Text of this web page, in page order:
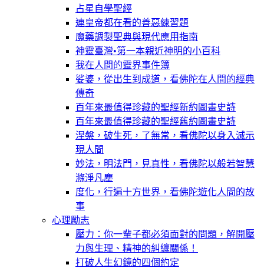
占星自學聖經
連皇帝都在看的善惡練習題
魔藥調製聖典與現代應用指南
神靈臺灣•第一本親近神明的小百科
我在人間的靈界事件簿
娑婆，從出生到成道，看佛陀在人間的經典
傳奇
百年來最值得珍藏的聖經新約圖畫史詩
百年來最值得珍藏的聖經舊約圖畫史詩
涅槃，破生死，了無常，看佛陀以身入滅示
現人間
妙法，明法門，見真性，看佛陀以般若智慧
滌淨凡塵
度化，行遍十方世界，看佛陀遊化人間的故
事
心理勵志
壓力：你一輩子都必須面對的問題，解開壓
力與生理、精神的糾纏關係！
打破人生幻鏡的四個約定